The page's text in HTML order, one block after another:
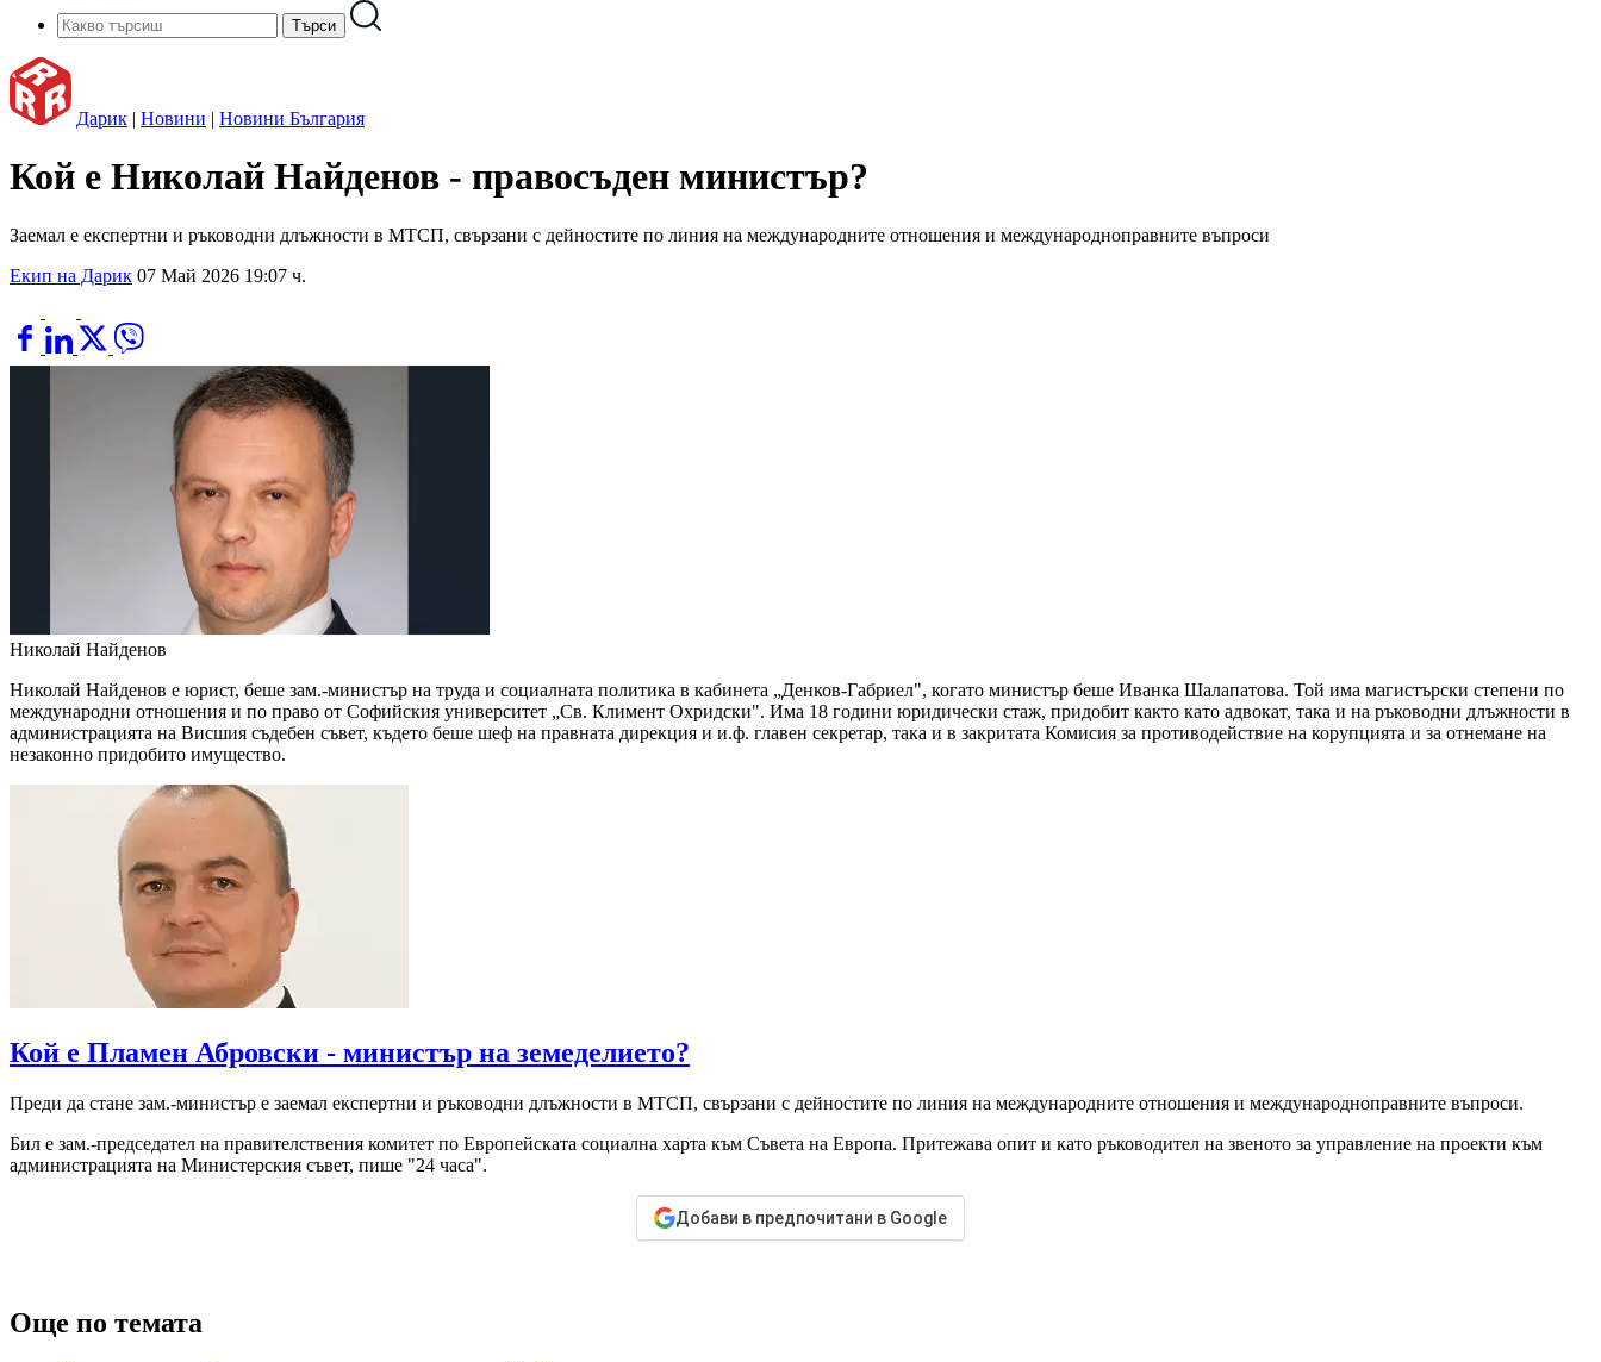
Дарик | Новини | Новини България
Кой е Николай Найденов - правосъден министър?
Заемал е експертни и ръководни длъжности в МТСП, свързани с дейностите по линия на международните отношения и международноправните въпроси
Екип на Дарик 07 Май 2026 19:07 ч.
Николай Найденов
Николай Найденов е юрист, беше зам.-министър на труда и социалната политика в кабинета „Денков-Габриел", когато министър беше Иванка Шалапатова. Той има магистърски степени по
международни отношения и по право от Софийския университет „Св. Климент Охридски". Има 18 години юридически стаж, придобит както като адвокат, така и на ръководни длъжности в
администрацията на Висшия съдебен съвет, където беше шеф на правната дирекция и и.ф. главен секретар, така и в закритата Комисия за противодействие на корупцията и за отнемане на
незаконно придобито имущество.
Кой е Пламен Абровски - министър на земеделието?
Преди да стане зам.-министър е заемал експертни и ръководни длъжности в МТСП, свързани с дейностите по линия на международните отношения и международноправните въпроси.
Бил е зам.-председател на правителствения комитет по Европейската социална харта към Съвета на Европа. Притежава опит и като ръководител на звеното за управление на проекти към
администрацията на Министерския съвет, пише "24 часа".
Добави в предпочитани в Google
Още по темата